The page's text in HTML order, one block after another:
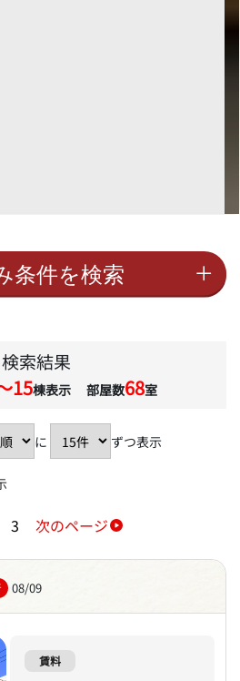
検索結果
15棟表示 部屋数68室
に ずつ表示
3 次のページ
08/09
賃料